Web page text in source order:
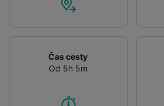
Čas cesty
Od 5h 5m